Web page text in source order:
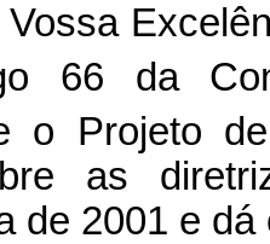
66 da
o Projeto
as
de 2001 e